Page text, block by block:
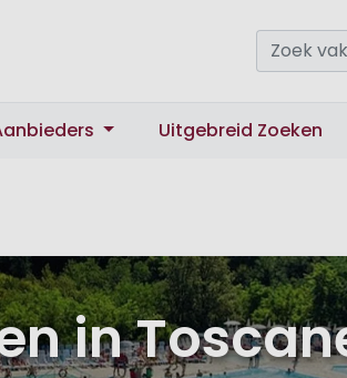
Uitgebreid Zoeken
in